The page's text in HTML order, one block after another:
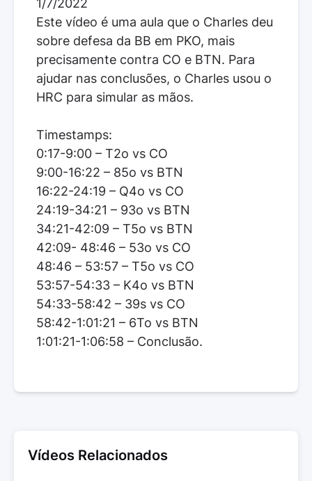
1/7/2022
Este vídeo é uma aula que o Charles deu
sobre defesa da BB em PKO, mais
precisamente contra CO e BTN. Para
ajudar nas conclusões, o Charles usou o
HRC para simular as mãos.
Timestamps:
0:17-9:00 – T2o vs CO
9:00-16:22 – 85o vs BTN
16:22-24:19 – Q4o vs CO
24:19-34:21 – 93o vs BTN
34:21-42:09 – T5o vs BTN
42:09- 48:46 – 53o vs CO
48:46 – 53:57 – T5o vs CO
53:57-54:33 – K4o vs BTN
54:33-58:42 – 39s vs CO
58:42-1:01:21 – 6To vs BTN
1:01:21-1:06:58 – Conclusão.
Vídeos Relacionados